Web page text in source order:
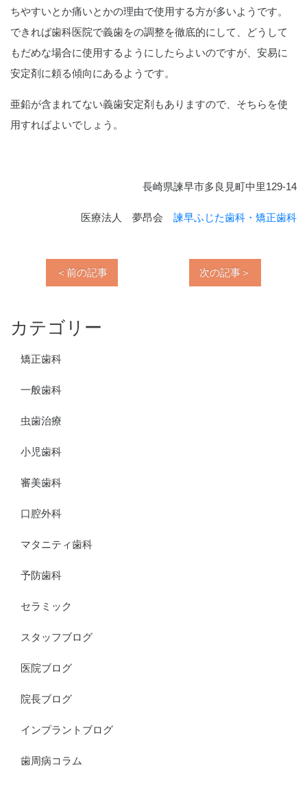
ちやすいとか痛いとかの理由で使用する方が多いようです。
できれば歯科医院で義歯をの調整を徹底的にして、どうして
もだめな場合に使用するようにしたらよいのですが、安易に
安定剤に頼る傾向にあるようです。
亜鉛が含まれてない義歯安定剤もありますので、そちらを使
用すればよいでしょう。
長崎県諫早市多良見町中里129-14
医療法人 夢昂会 諫早ふじた歯科・矯正歯科
＜前の記事 次の記事＞
カテゴリー
矯正歯科
一般歯科
虫歯治療
小児歯科
審美歯科
口腔外科
マタニティ歯科
予防歯科
セラミック
スタッフブログ
医院ブログ
院長ブログ
インプラントブログ
歯周病コラム